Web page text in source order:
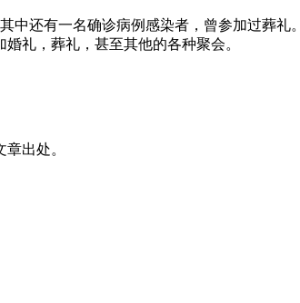
还有一名确诊病例感染者，曾参加过葬
礼，葬礼，甚至其他的各种聚会。
出处。